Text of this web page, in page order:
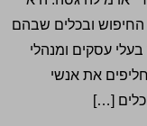
החיפוש ובכלים שבהם
עסקים ומנהלי
את אנשי
[…]